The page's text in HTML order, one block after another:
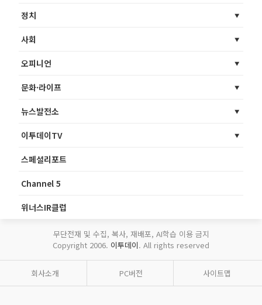
정치
사회
오피니언
문화·라이프
뉴스발전소
이투데이TV
스페셜리포트
Channel 5
위너스IR클럽
무단전재 및 수집, 복사, 재배포, AI학습 이용 금지
Copyright 2006. 이투데이. All rights reserved
회사소개 PC버전 사이트맵